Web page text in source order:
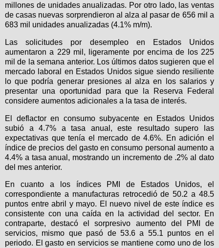
millones de unidades anualizadas. Por otro lado, las ventas
de casas nuevas sorprendieron al alza al pasar de 656 mil a
683 mil unidades anualizadas (4.1% m/m).
Las solicitudes por desempleo en Estados Unidos
aumentaron a 229 mil, ligeramente por encima de los 225
mil de la semana anterior. Los últimos datos sugieren que el
mercado laboral en Estados Unidos sigue siendo resiliente
lo que podría generar presiones al alza en los salarios y
presentar una oportunidad para que la Reserva Federal
considere aumentos adicionales a la tasa de interés.
El deflactor en consumo subyacente en Estados Unidos
subió a 4.7% a tasa anual, este resultado supero las
expectativas que tenía el mercado de 4.6%. En adición el
índice de precios del gasto en consumo personal aumento a
4.4% a tasa anual, mostrando un incremento de .2% al dato
del mes anterior.
En cuanto a los índices PMI de Estados Unidos, el
correspondiente a manufacturas retrocedió de 50.2 a 48.5
puntos entre abril y mayo. El nuevo nivel de este índice es
consistente con una caída en la actividad del sector. En
contraparte, destacó el sorpresivo aumento del PMI de
servicios, mismo que pasó de 53.6 a 55.1 puntos en el
periodo. El gasto en servicios se mantiene como uno de los